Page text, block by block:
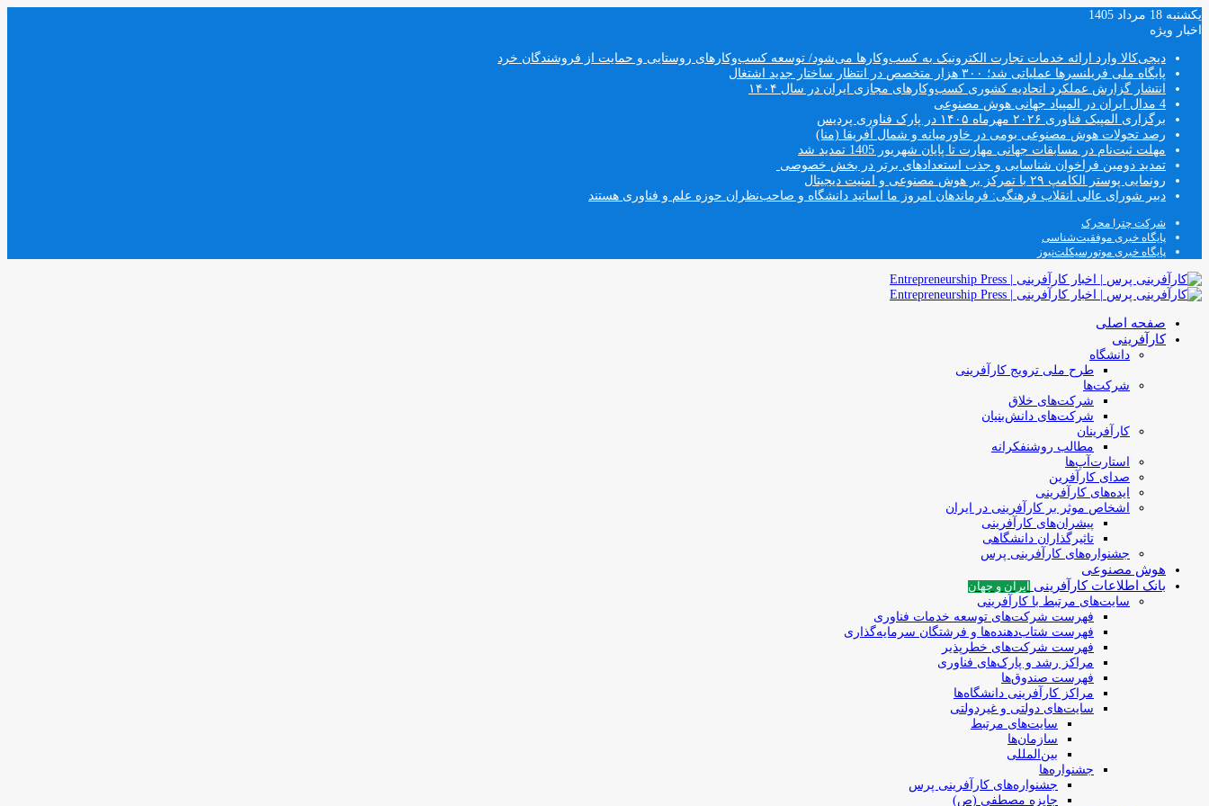
یکشنبه 18 مرداد 1405
اخبار ویژه
دیجی‌کالا وارد ارائه خدمات تجارت الکترونیک به کسب‌وکارها می‌شود/ توسعه کسب‌وکارهای روستایی و حمایت از فروشندگان خرد
پایگاه ملی فریلنسرها عملیاتی شد؛ ۳۰۰ هزار متخصص در انتظار ساختار جدید اشتغال
انتشار گزارش عملکرد اتحادیه کشوری کسب‌وکارهای مجازی ایران در سال ۱۴۰۴
4 مدال ایران در المپیاد جهانی هوش مصنوعی
برگزاری المپیک فناوری ۲۰۲۶ مهرماه ۱۴۰۵ در پارک فناوری پردیس
رصد تحولات هوش مصنوعی بومی در خاورمیانه و شمال آفریقا (منا)
مهلت ثبت‌نام در مسابقات جهانی مهارت تا پایان شهریور 1405 تمدید شد
تمدید دومین فراخوان شناسایی و جذب استعدادهای برتر در بخش خصوصی
رونمایی پوستر الکامپ ۲۹ با تمرکز بر هوش مصنوعی و امنیت دیجیتال
دبیر شورای عالی انقلاب فرهنگی: فرماندهان امروز ما اساتید دانشگاه و صاحب‌نظران حوزه علم و فناوری هستند
شرکت چترا محرک
پایگاه خبری موفقیت‌شناسی
پایگاه خبری موتورسیکلت‌نیوز
صفحه اصلی
کارآفرینی
دانشگاه
طرح ملی ترویج کارآفرینی
شرکت‌ها
شرکت‌های خلاق
شرکت‌های دانش‌بنیان
کارآفرینان
مطالب روشنفکرانه
استارت‌آپ‌ها
صدای کارآفرین
ایده‌های کارآفرینی
اشخاص موثر بر کارآفرینی در ایران
پیشران‌های کارآفرینی
تاثیرگذاران دانشگاهی
جشنواره‌های کارآفرینی‌ پرس
هوش مصنوعی
بانک اطلاعات کارآفرینی
ایران و جهان
سایت‌های مرتبط با کارآفرینی
فهرست شرکت‌های‌‌ توسعه‌ خدمات فناوری
فهرست شتاب‌دهنده‌ها‌ و فرشتگان‌ سرمایه‌گذاری
فهرست شرکت‌های خطرپذیر
مراکز رشد و پارک‌های فناوری
فهرست صندوق‌ها
مراکز کارآفرینی دانشگاه‌ها
سایت‌های دولتی و غیردولتی
سایت‌های مرتبط
سازمان‌ها
بین‌المللی
جشنواره‌ها
جشنواره‌های کارآفرینی‌ پرس
جایزه مصطفی (ص)